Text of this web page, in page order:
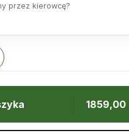
przez kierowcę?
1859,00